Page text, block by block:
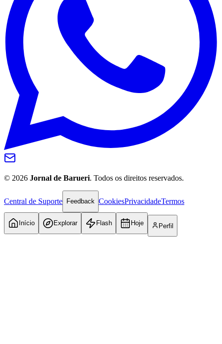
Internacional
© 2026 Jornal de Barueri. Todos os direitos reservados.
Central de Suporte Feedback CookiesPrivacidadeTermos
Início Explorar Flash Hoje Perfil